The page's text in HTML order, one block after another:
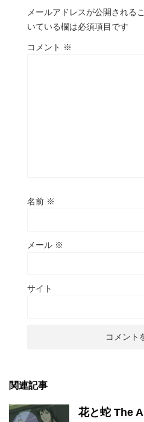
メールアドレスが公開される
いている欄は必須項目です
コメント ※
名前 ※
メール ※
サイト
関連記事
花と蛇 The